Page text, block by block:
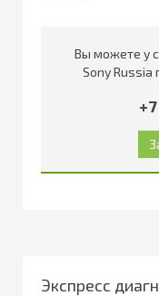
Вы можете у
Sony Russia
Экспресс